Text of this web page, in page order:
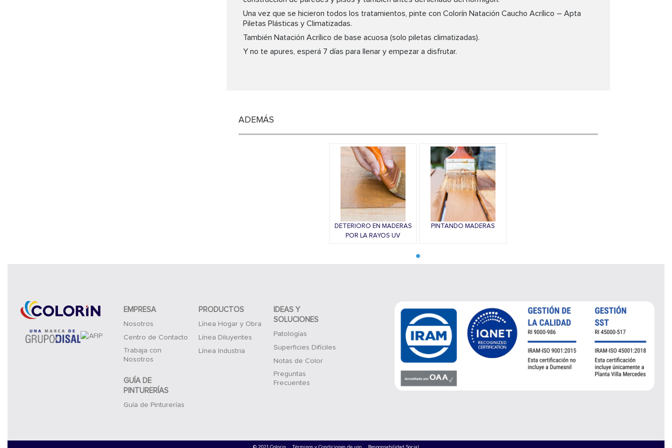
Una vez que se hicieron todos los tratamientos, pinte con Colorín Natación Caucho Acrílico – Apta
Piletas Plásticas y Climatizadas.
También Natación Acrílico de base acuosa (solo piletas climatizadas).
Y no te apures, esperá 7 días para llenar y empezar a disfrutar.
ADEMÁS
DETERIORO EN MADERAS
POR LA RAYOS UV
PINTANDO MADERAS
EMPRESA
Nosotros
Centro de Contacto
Trabaja con
Nosotros
GUÍA DE
PINTURERÍAS
Guía de Pinturerías
PRODUCTOS
Línea Hogar y Obra
Línea Diluyentes
Línea Industria
IDEAS Y
SOLUCIONES
Patologías
Superficies Difíciles
Notas de Color
Preguntas
Frecuentes
© 2021 Colorin Términos y Condiciones de uso Responsabilidad Social